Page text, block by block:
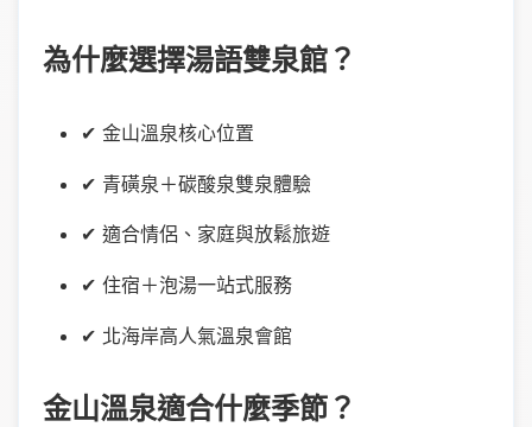
為什麼選擇湯語雙泉館？
✔ 金山溫泉核心位置
✔ 青磺泉＋碳酸泉雙泉體驗
✔ 適合情侶、家庭與放鬆旅遊
✔ 住宿＋泡湯一站式服務
✔ 北海岸高人氣溫泉會館
金山溫泉適合什麼季節？